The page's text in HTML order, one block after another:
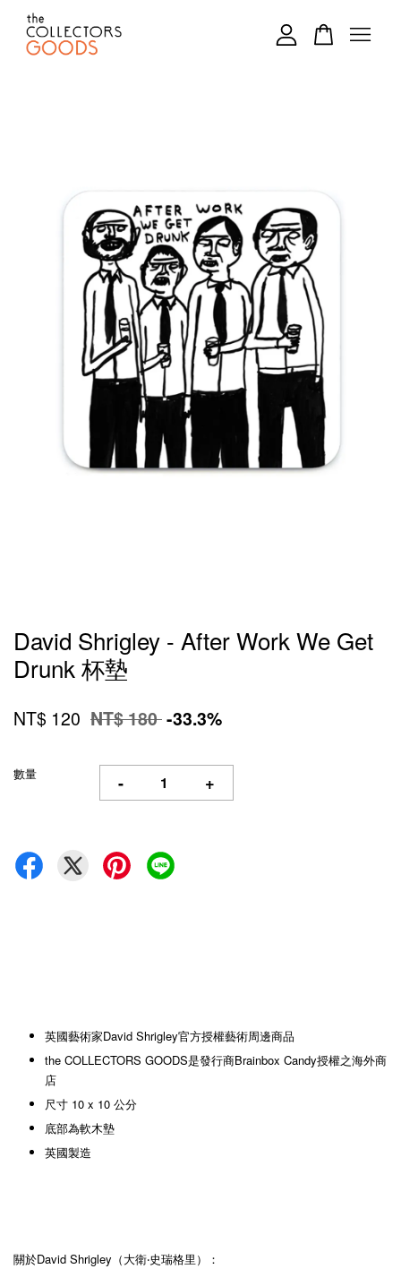
David Shrigley - After Work We Get
Drunk 杯墊
NT$ 120 NT$ 180-33.3%
數量 - +
英國藝術家David Shrigley官方授權藝術周邊商品
the COLLECTORS GOODS是發行商Brainbox Candy授權之海外商
店
尺寸 10 x 10 公分
底部為軟木墊
英國製造
關於David Shrigley（大衛‧史瑞格里）：